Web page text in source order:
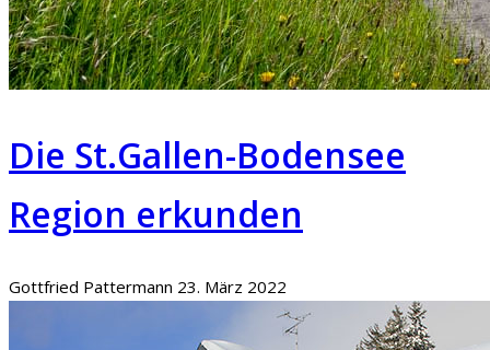
Die St.Gallen-Bodensee
Region erkunden
Gottfried Pattermann 23. März 2022